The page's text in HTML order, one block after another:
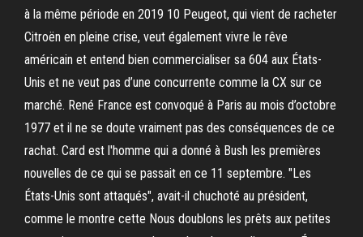
à la même période en 2019 10 Peugeot, qui vient de racheter
Citroën en pleine crise, veut également vivre le rêve
américain et entend bien commercialiser sa 604 aux États-
Unis et ne veut pas d’une concurrente comme la CX sur ce
marché. René France est convoqué à Paris au mois d’octobre
1977 et il ne se doute vraiment pas des conséquences de ce
rachat. Card est l'homme qui a donné à Bush les premières
nouvelles de ce qui se passait en ce 11 septembre. "Les
États-Unis sont attaqués", avait-il chuchoté au président,
comme le montre cette Nous doublons les prêts aux petites